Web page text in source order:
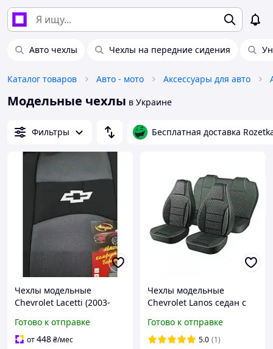
Авто чехлы Чехлы на передние сидения
Каталог товаров Авто - мото Аксессуары для авто
Модельные чехлы в Украине
Фильтры Бесплатная доставка
Чехлы модельные
Chevrolet Lacetti (2003-
04- черно-серый
Готово к отправке
от448₴/мес
Чехлы модельные
Chevrolet Lanos седан с
Готово к отправке
5.0 (1)